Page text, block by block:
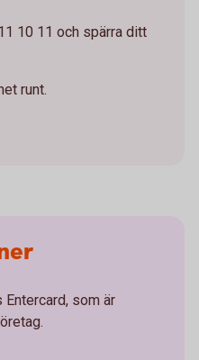
10 11 och spärra ditt
runt.
som är